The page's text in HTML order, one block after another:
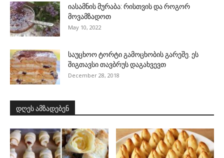
იასამნის მურაბა: რისთვის და როგორ
მოვამზადოთ
May 10, 2022
საუცხოო ტორტი გამოცხობის გარეშე. ეს
შიგთავსი თავბრუს დაგახვევთ
December 28, 2018
დღეს ამზადებენ